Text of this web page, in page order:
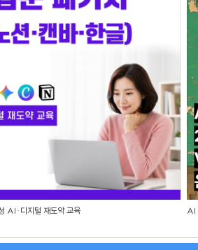
AI·디지털 재도약 교육 AI